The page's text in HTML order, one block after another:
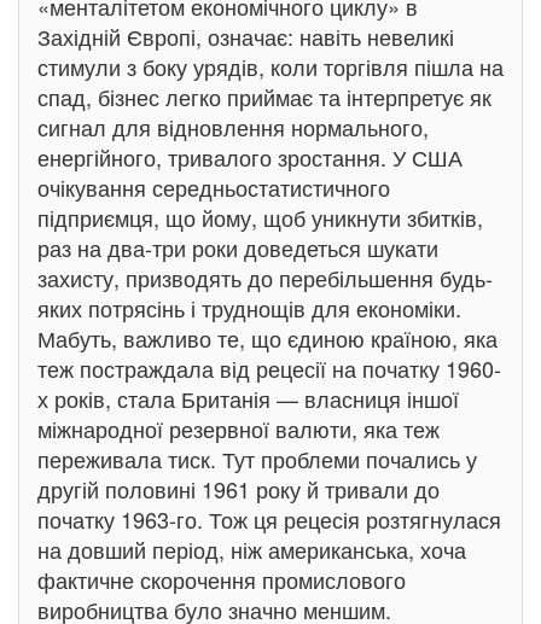
Західній Європі, означає: навіть невеликі
стимули з боку урядів, коли торгівля пішла на
спад, бізнес легко приймає та інтерпретує як
сигнал для відновлення нормального,
енергійного, тривалого зростання. У США
очікування середньостатистичного
підприємця, що йому, щоб уникнути збитків,
раз на два-три роки доведеться шукати
захисту, призводять до перебільшення будь-
яких потрясінь і труднощів для економіки.
Мабуть, важливо те, що єдиною країною, яка
теж постраждала від рецесії на початку 1960-
х років, стала Британія — власниця іншої
міжнародної резервної валюти, яка теж
переживала тиск. Тут проблеми почались у
другій половині 1961 року й тривали до
початку 1963-го. Тож ця рецесія розтягнулася
на довший період, ніж американська, хоча
фактичне скорочення промислового
виробництва було значно меншим.